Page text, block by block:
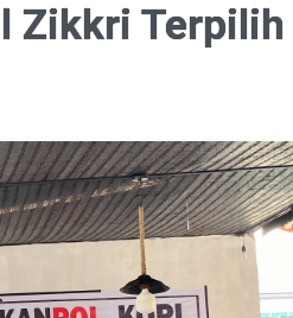
Zikkri Terpilih